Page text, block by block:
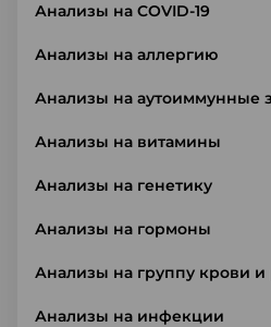
Анализы на COVID-19
Анализы на аллергию
Анализы на аутоиммунные
Анализы на витамины
Анализы на генетику
Анализы на гормоны
Анализы на группу крови и
Анализы на инфекции